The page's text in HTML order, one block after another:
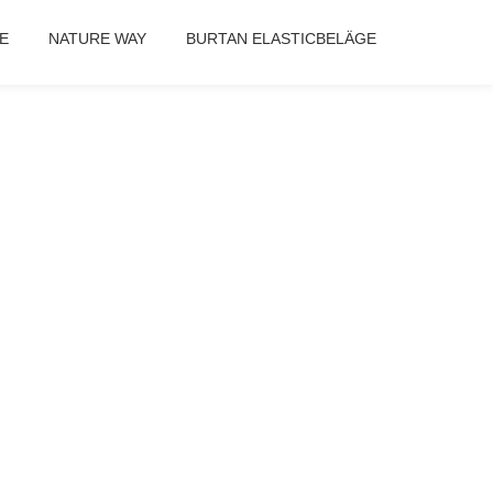
NATURE WAY BURTAN ELASTICBELÄGE